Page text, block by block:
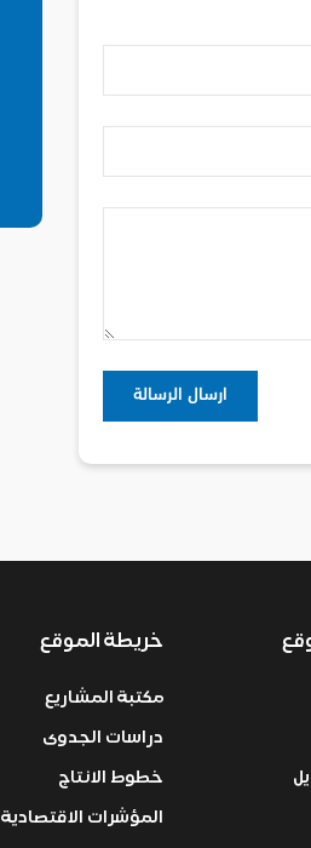
خريطة الموقع
مكتبة المشاريع
دراسات الجدوى
خطوط الانتاج
المؤشرات الاقتصادية